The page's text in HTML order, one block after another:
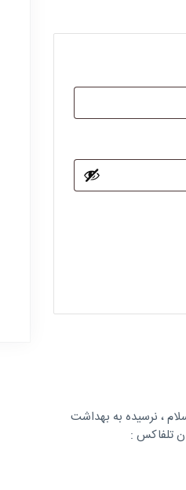
، نرسیده به بهداشت
تلفاکس :